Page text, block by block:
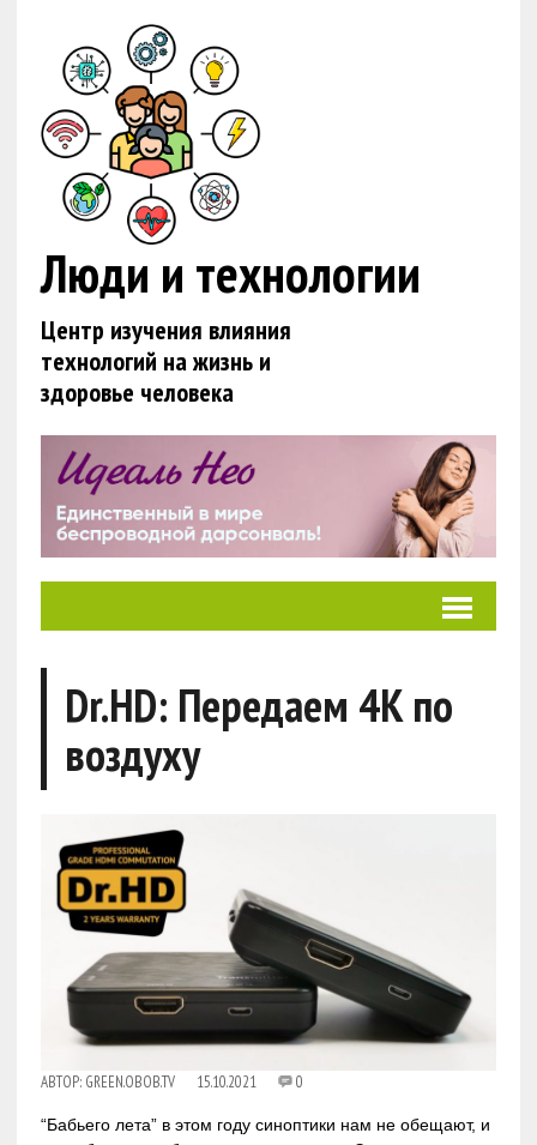
Люди и технологии
Центр изучения влияния
технологий на жизнь и
здоровье человека
Dr.HD: Передаем 4K по
воздуху
АВТОР: GREEN.OBOB.TV 15.10.2021 0
“Бабьего лета” в этом году синоптики нам не обещают, и